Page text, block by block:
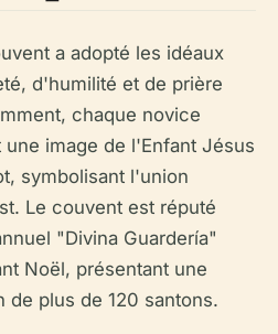
a adopté les idéaux
d'humilité et de prière
chaque novice
image de l'Enfant Jésus
symbolisant l'union
Le couvent est réputé
"Divina Guardería"
Noël, présentant une
de plus de 120 santons.